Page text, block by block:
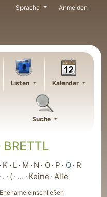
Sprache Anmelden
Listen Kalender
Suche
BRETTL
K L M N O P Q R
. ( … Keine Alle
einschließen